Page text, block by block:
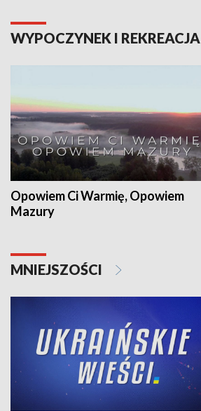
WYPOCZYNEK I REKREACJA
Opowiem Ci Warmię, Opowiem
Mazury
MNIEJSZOŚCI